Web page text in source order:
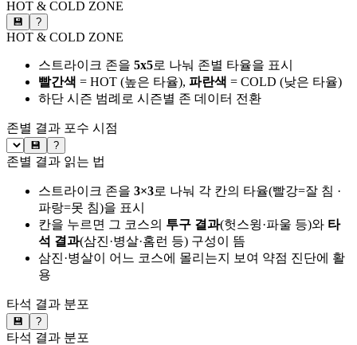
HOT & COLD ZONE
💾 ?
HOT & COLD ZONE
스트라이크 존을 5x5로 나눠 존별 타율을 표시
빨간색 = HOT (높은 타율), 파란색 = COLD (낮은 타율)
하단 시즌 범례로 시즌별 존 데이터 전환
존별 결과 포수 시점
💾 ?
존별 결과 읽는 법
스트라이크 존을 3×3로 나눠 각 칸의 타율(빨강=잘 침 ·
파랑=못 침)을 표시
칸을 누르면 그 코스의 투구 결과(헛스윙·파울 등)와 타
석 결과(삼진·병살·홈런 등) 구성이 뜸
삼진·병살이 어느 코스에 몰리는지 보여 약점 진단에 활
용
타석 결과 분포
💾 ?
타석 결과 분포